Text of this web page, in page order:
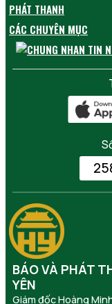
PHÁT THANH
CÁC CHUYÊN MỤC
BÁO VÀ PHÁT
YÊN
Giám đốc Hoàng